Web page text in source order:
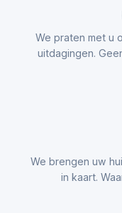
We praten met u
uitdagingen.
We brengen uw
in kaart.